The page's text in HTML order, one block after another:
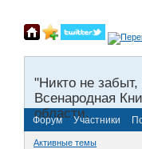
"Никто не
Всенародная
области.
Форум Участники
Активные темы